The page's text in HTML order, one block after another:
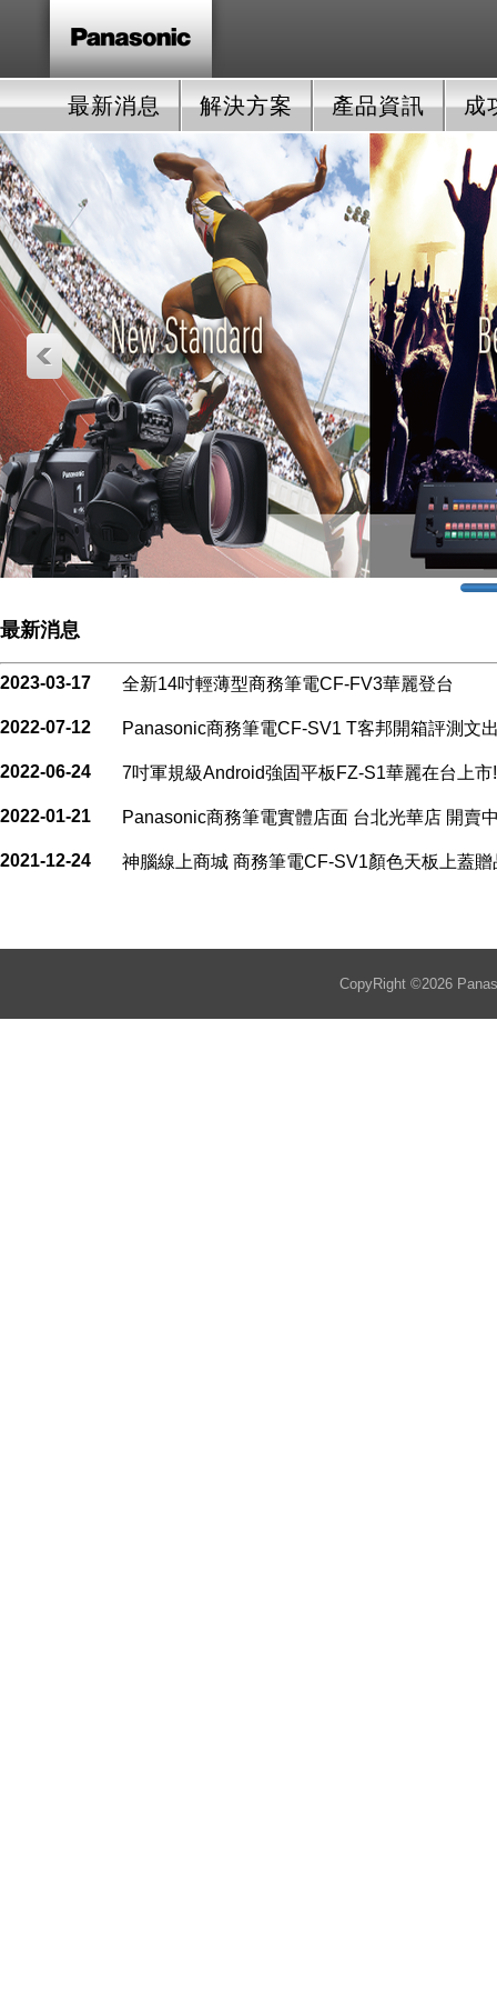
最新消息 解決方案 產品資訊 成
最新消息
2023-03-17 全新14吋輕薄型商務筆電CF-FV3華麗登台
2022-07-12 Panasonic商務筆電CF-SV1 T客邦開箱評測文
2022-06-24 7吋軍規級Android強固平板FZ-S1華麗在台上市!
2022-01-21 Panasonic商務筆電實體店面 台北光華店 開賣
2021-12-24 神腦線上商城 商務筆電CF-SV1顏色天板上蓋贈
CopyRight ©2026